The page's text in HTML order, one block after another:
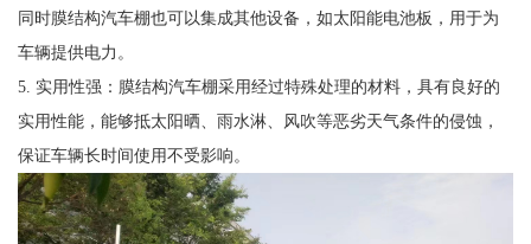
同时膜结构汽车棚也可以集成其他设备，如太阳能电池板，用于为
车辆提供电力。
5. 实用性强：膜结构汽车棚采用经过特殊处理的材料，具有良好的
实用性能，能够抵太阳晒、雨水淋、风吹等恶劣天气条件的侵蚀，
保证车辆长时间使用不受影响。